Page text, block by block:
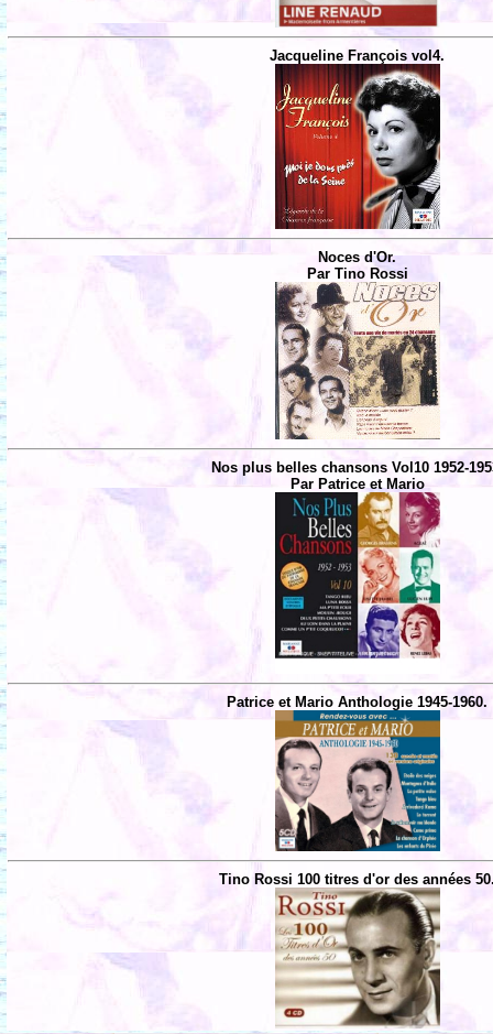
Jacqueline François vol4.
Noces d'Or.
Par Tino Rossi
Nos plus belles chansons Vol10 1952-
Par Patrice et Mario
Patrice et Mario Anthologie 1945-1960.
Tino Rossi 100 titres d'or des années